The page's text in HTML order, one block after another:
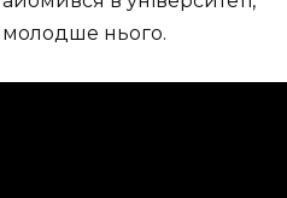
молодше нього.